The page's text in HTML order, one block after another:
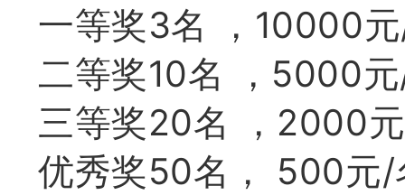
一等奖3名 ，10000
二等奖10名 ，5000
三等奖20名 ，2000
优秀奖50名， 500元/